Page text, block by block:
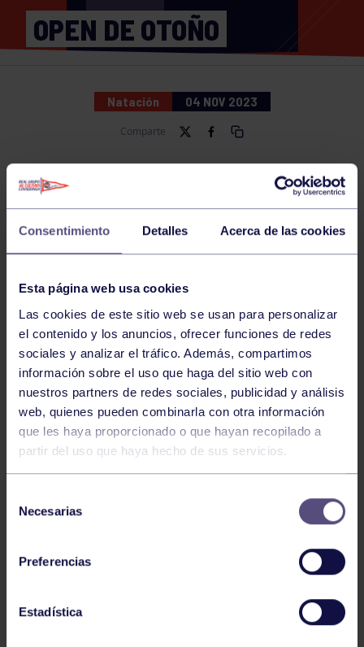
Consentimiento Detalles Acerca de las cookies
Esta página web usa cookies
Las cookies de este sitio web se usan para personalizar
el contenido y los anuncios, ofrecer funciones de redes
sociales y analizar el tráfico. Además, compartimos
información sobre el uso que haga del sitio web con
nuestros partners de redes sociales, publicidad y análisis
web, quienes pueden combinarla con otra información
que les haya proporcionado o que hayan recopilado a
partir del uso que haya hecho de sus servicios.
Necesarias
Preferencias
Estadística
OPEN DE OTOÑO
Natación 04 NOV 2023
Comparte
NOTICIAS RELACIONADAS
Natación 27 Jul 2026
CAMPEONATO DE ESPAÑA DE
NATACIÓN ADAPTADA
CAMPEONATO DE ESPAÑA JÚNIOR DE